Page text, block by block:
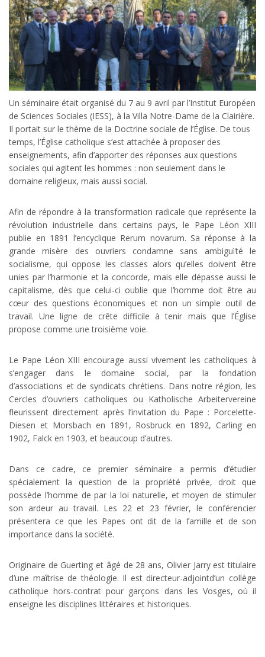
Un séminaire était organisé du 7 au 9 avril par l’Institut Européen
de Sciences Sociales (IESS), à la Villa Notre-Dame de la Clairière.
Il portait sur le thème de la Doctrine sociale de l’Église. De tous
temps, l’Église catholique s’est attachée à proposer des
enseignements, afin d’apporter des réponses aux questions
sociales qui agitent les hommes : non seulement dans le
domaine religieux, mais aussi social.
Afin de répondre à la transformation radicale que représente la
révolution industrielle dans certains pays, le Pape Léon XIII
publie en 1891 l’encyclique Rerum novarum. Sa réponse à la
grande misère des ouvriers condamne sans ambiguïté le
socialisme, qui oppose les classes alors qu’elles doivent être
unies par l’harmonie et la concorde, mais elle dépasse aussi le
capitalisme, dès que celui-ci oublie que l’homme doit être au
cœur des questions économiques et non un simple outil de
travail. Une ligne de crête difficile à tenir mais que l’Église
propose comme une troisième voie.
Le Pape Léon XIII encourage aussi vivement les catholiques à
s’engager dans le domaine social, par la fondation
d’associations et de syndicats chrétiens. Dans notre région, les
Cercles d’ouvriers catholiques ou Katholische Arbeitervereine
fleurissent directement après l’invitation du Pape : Porcelette-
Diesen et Morsbach en 1891, Rosbruck en 1892, Carling en
1902, Falck en 1903, et beaucoup d’autres.
Dans ce cadre, ce premier séminaire a permis d’étudier
spécialement la question de la propriété privée, droit que
possède l’homme de par la loi naturelle, et moyen de stimuler
son ardeur au travail. Les 22 et 23 février, le conférencier
présentera ce que les Papes ont dit de la famille et de son
importance dans la société.
Originaire de Guerting et âgé de 28 ans, Olivier Jarry est titulaire
d’une maîtrise de théologie. Il est directeur-adjointd’un collège
catholique hors-contrat pour garçons dans les Vosges, où il
enseigne les disciplines littéraires et historiques.